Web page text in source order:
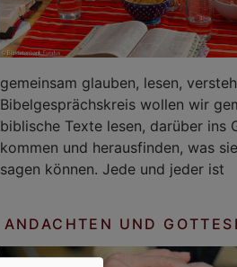
gemeinsam glauben, lesen,
Bibelgesprächskreis wollen wir
biblische Texte lesen, darüber ins
kommen und herausfinden, was
sagen können. Jede und jeder ist
ANDACHTEN UND